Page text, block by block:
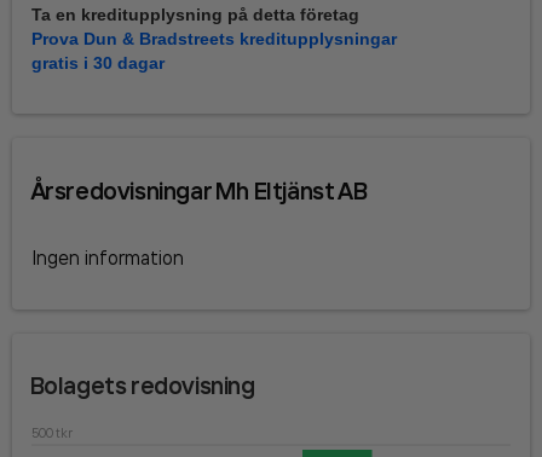
Ta en kreditupplysning på detta företag
Prova Dun & Bradstreets kreditupplysningar
gratis i 30 dagar
ÅrsredovisningarMh Eltjänst AB
Ingen information
Bolagets redovisning
500 tkr